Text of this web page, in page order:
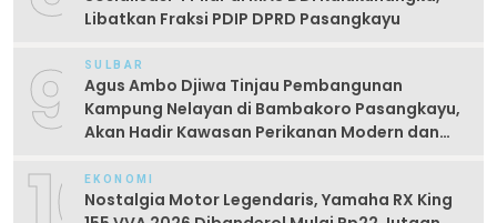
Libatkan Fraksi PDIP DPRD Pasangkayu
9 SULBAR
Agus Ambo Djiwa Tinjau Pembangunan
Kampung Nelayan di Bambakoro Pasangkayu,
Akan Hadir Kawasan Perikanan Modern dan
EKONOMI
Nostalgia Motor Legendaris, Yamaha RX King